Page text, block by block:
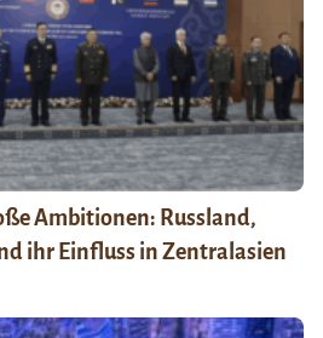
Ambitionen: Russland,
ihr Einfluss in Zentralasien